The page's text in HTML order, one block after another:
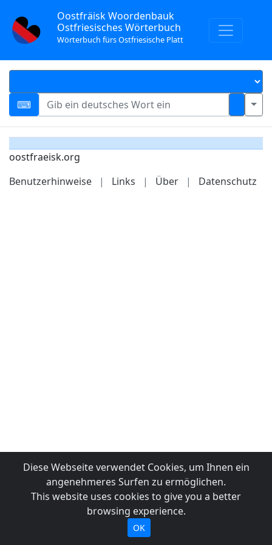
Oostfräisk Woordenbauk
Ostfriesisches Wörterbuch
Wörterbuch fürs Ostfriesische Platt
oostfraeisk.org
Benutzerhinweise
| Links | Über | Datenschutz
Diese Webseite verwendet Cookies, um Ihnen ein
angenehmeres Surfen zu ermöglichen.
This website uses cookies to give you a better
browsing experience.
OK